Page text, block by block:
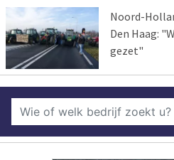
Noord-
Den Haag:
gezet"